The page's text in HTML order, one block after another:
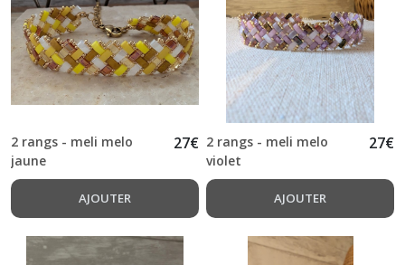
2 rangs - meli melo
jaune
27€
AJOUTER
2 rangs - meli melo
violet
27€
AJOUTER
rangs
bicolores
(rocailles
dorées)
(16)
2
rangs
unis
argentées)
(4)